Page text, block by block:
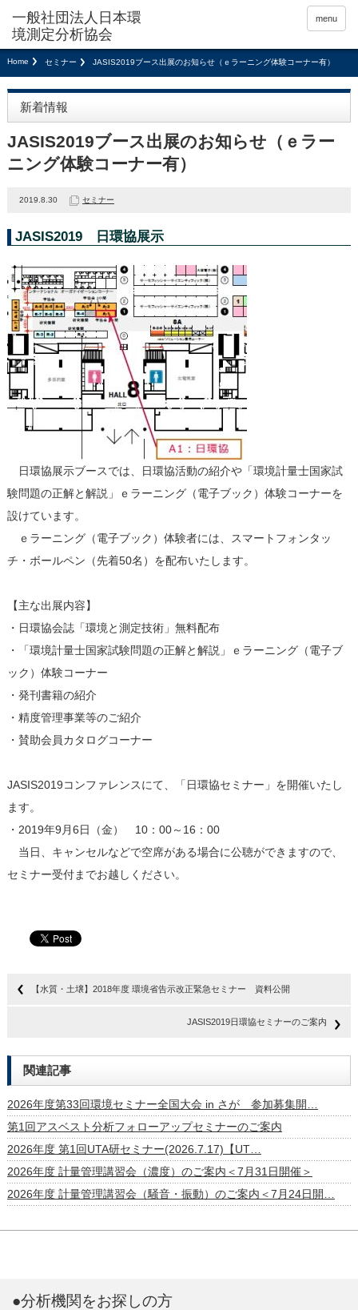
menu
Home セミナー JASIS2019ブース出展のお知らせ（ｅラーニング体験コーナー有）
新着情報
JASIS2019ブース出展のお知らせ（ｅラー
ニング体験コーナー有）
2019.8.30 セミナー
JASIS2019 日環協展示
日環協展示ブースでは、日環協活動の紹介や「環境計量士国家試
験問題の正解と解説」ｅラーニング（電子ブック）体験コーナーを
設けています。
ｅラーニング（電子ブック）体験者には、スマートフォンタッ
チ・ボールペン（先着50名）を配布いたします。
【主な出展内容】
・日環協会誌「環境と測定技術」無料配布
・「環境計量士国家試験問題の正解と解説」ｅラーニング（電子ブ
ック）体験コーナー
・発刊書籍の紹介
・精度管理事業等のご紹介
・賛助会員カタログコーナー
JASIS2019コンファレンスにて、「日環協セミナー」を開催いたし
ます。
・2019年9月6日（金） 10：00～16：00
当日、キャンセルなどで空席がある場合に公聴ができますので、
セミナー受付までお越しください。
【水質・土壌】2018年度 環境省告示改正緊急セミナー 資料公開
JASIS2019日環協セミナーのご案内
関連記事
2026年度第33回環境セミナー全国大会 in さが 参加募集開…
第1回アスベスト分析フォローアップセミナーのご案内
2026年度 第1回UTA研セミナー(2026.7.17)【UT…
2026年度 計量管理講習会（濃度）のご案内＜7月31日開催＞
2026年度 計量管理講習会（騒音・振動）のご案内＜7月24日開…
●分析機関をお探しの方